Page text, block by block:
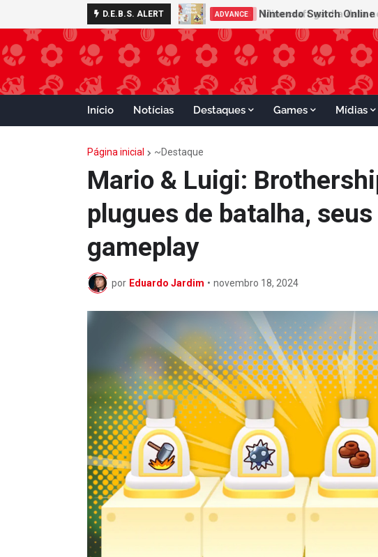
D.E.B.S. ALERT ADVANCE Nintendo Switch
Início Notícias Destaques Games Mídias
Página inicial ~Destaque
Mario & Luigi:
plugues de batalha,
gameplay
por Eduardo Jardim • novembro 18, 2024